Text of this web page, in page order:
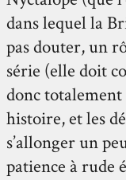
dans lequel la
pas douter, un
série (elle doit
donc totalement
histoire, et les
s’allonger un
patience à rude